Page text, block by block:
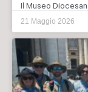
Il Museo
21 Maggio 2026